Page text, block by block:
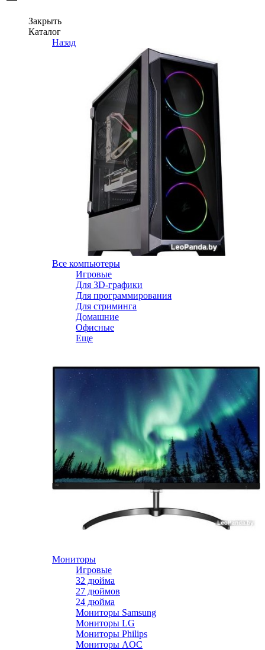
Закрыть
Каталог
Назад
Все компьютеры
Игровые
Для 3D-графики
Для программирования
Для стриминга
Домашние
Офисные
Еще
Мониторы
Игровые
32 дюйма
27 дюймов
24 дюйма
Мониторы Samsung
Мониторы LG
Мониторы Philips
Мониторы AOC